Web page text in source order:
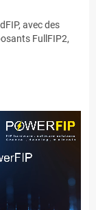
avec des
FullFIP2,